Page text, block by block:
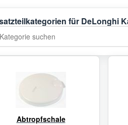
für DeLonghi
suchen
Abtropfschale